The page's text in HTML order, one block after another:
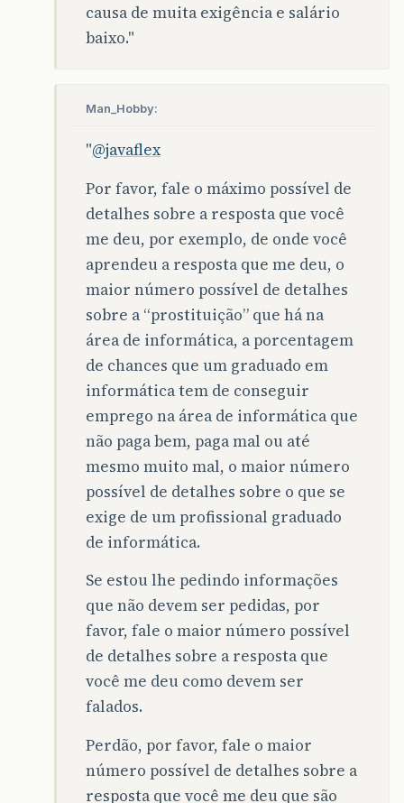
causa de muita exigência e salário
baixo."
Man_Hobby:
"@javaflex
Por favor, fale o máximo possível de
detalhes sobre a resposta que você
me deu, por exemplo, de onde você
aprendeu a resposta que me deu, o
maior número possível de detalhes
sobre a “prostituição” que há na
área de informática, a porcentagem
de chances que um graduado em
informática tem de conseguir
emprego na área de informática que
não paga bem, paga mal ou até
mesmo muito mal, o maior número
possível de detalhes sobre o que se
exige de um profissional graduado
de informática.
Se estou lhe pedindo informações
que não devem ser pedidas, por
favor, fale o maior número possível
de detalhes sobre a resposta que
você me deu como devem ser
falados.
Perdão, por favor, fale o maior
número possível de detalhes sobre a
resposta que você me deu que são